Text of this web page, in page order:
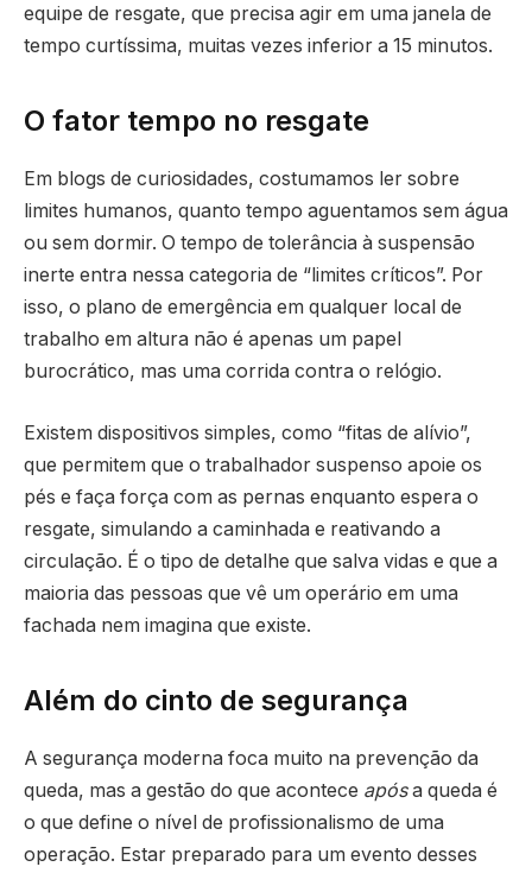
equipe de resgate, que precisa agir em uma janela de
tempo curtíssima, muitas vezes inferior a 15 minutos.
O fator tempo no resgate
Em blogs de curiosidades, costumamos ler sobre
limites humanos, quanto tempo aguentamos sem água
ou sem dormir. O tempo de tolerância à suspensão
inerte entra nessa categoria de “limites críticos”. Por
isso, o plano de emergência em qualquer local de
trabalho em altura não é apenas um papel
burocrático, mas uma corrida contra o relógio.
Existem dispositivos simples, como “fitas de alívio”,
que permitem que o trabalhador suspenso apoie os
pés e faça força com as pernas enquanto espera o
resgate, simulando a caminhada e reativando a
circulação. É o tipo de detalhe que salva vidas e que a
maioria das pessoas que vê um operário em uma
fachada nem imagina que existe.
Além do cinto de segurança
A segurança moderna foca muito na prevenção da
queda, mas a gestão do que acontece apósa queda é
o que define o nível de profissionalismo de uma
operação. Estar preparado para um evento desses